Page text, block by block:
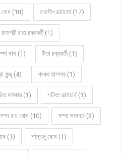
ঘোষ (18) রাজদীপ ভট্টাচার্য (17)
রাজশ্রী রাহা চক্রবর্তী (1)
নাথ (1) রীতা চক্রবর্তী (1)
কুন্ডু (4) শংকর হালদার (1)
কর্মকার (1) শমিতা ভট্টাচার্য (1)
রায় বোস (10) শম্পা সামন্ত (3)
(1) শান্তনু ঘোষ (1)